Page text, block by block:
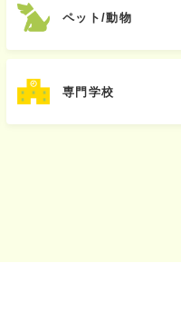
ペット/動物
専門学校